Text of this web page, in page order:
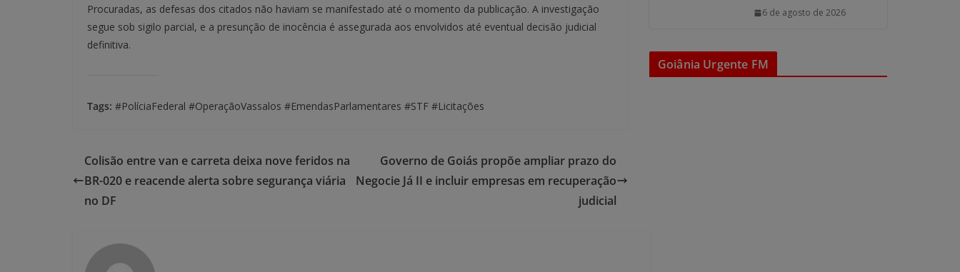
Procuradas, as defesas dos citados não haviam se manifestado até o momento da publicação. A investigação
segue sob sigilo parcial, e a presunção de inocência é assegurada aos envolvidos até eventual decisão judicial
definitiva.
Tags: #PolíciaFederal #OperaçãoVassalos #EmendasParlamentares #STF #Licitações
Colisão entre van e carreta deixa nove feridos na
BR-020 e reacende alerta sobre segurança viária
no DF
Governo de Goiás propõe ampliar prazo do
Negocie Já II e incluir empresas em recuperação
judicial
6 de agosto de 2026
Goiânia Urgente FM